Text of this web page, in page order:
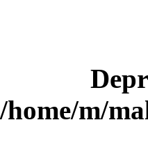
/home/m/